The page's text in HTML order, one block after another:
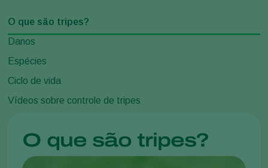
O que são tripes?
Danos
Espécies
Ciclo de vida
Vídeos sobre controle de tripes
O que são tripes?